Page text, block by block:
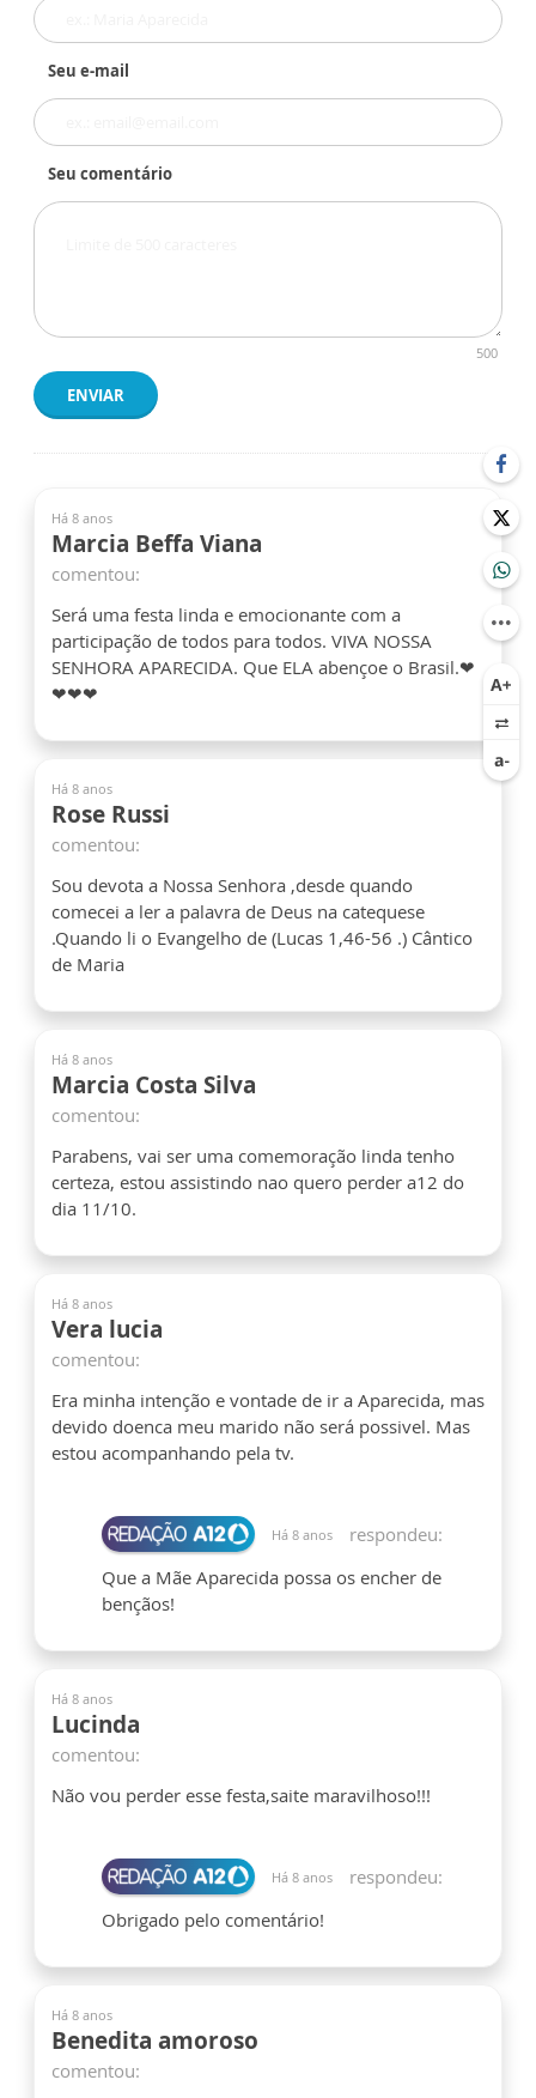
Seu e-mail
Seu comentário
500
ENVIAR
Há 8 anos
Marcia Beffa Viana
comentou:
Será uma festa linda e emocionante com a
participação de todos para todos. VIVA NOSSA
SENHORA APARECIDA. Que ELA abençoe o Brasil.❤
❤❤❤
Há 8 anos
Rose Russi
comentou:
Sou devota a Nossa Senhora ,desde quando
comecei a ler a palavra de Deus na catequese
.Quando li o Evangelho de (Lucas 1,46-56 .) Cântico
de Maria
Há 8 anos
Marcia Costa Silva
comentou:
Parabens, vai ser uma comemoração linda tenho
certeza, estou assistindo nao quero perder a12 do
dia 11/10.
Há 8 anos
Vera lucia
comentou:
Era minha intenção e vontade de ir a Aparecida, mas
devido doenca meu marido não será possivel. Mas
estou acompanhando pela tv.
Há 8 anos
respondeu:
Que a Mãe Aparecida possa os encher de
bençãos!
Há 8 anos
Lucinda
comentou:
Não vou perder esse festa,saite maravilhoso!!!
Há 8 anos
respondeu:
Obrigado pelo comentário!
Há 8 anos
Benedita amoroso
comentou: